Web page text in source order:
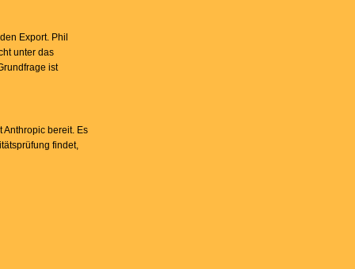
Export. Phil
unter das
ist
Anthropic bereit. Es
findet,